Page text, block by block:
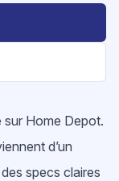
Home Depot.
d’un
specs claires